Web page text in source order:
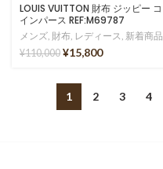
LOUIS VUITTON 財布 ジッピー コ
インパース REF:M69787
メンズ, 財布, レディース, 新着商品
¥110,000 ¥15,800
1 2 3 4